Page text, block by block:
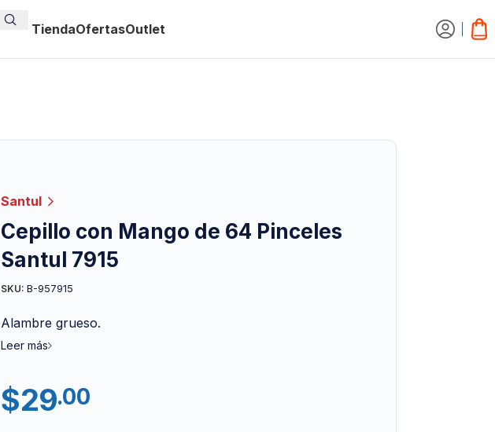
TiendaOfertasOutlet
Santul
Cepillo con Mango de 64 Pinceles
Santul 7915
SKU: B-957915
Alambre grueso.
Leer más
$29.00